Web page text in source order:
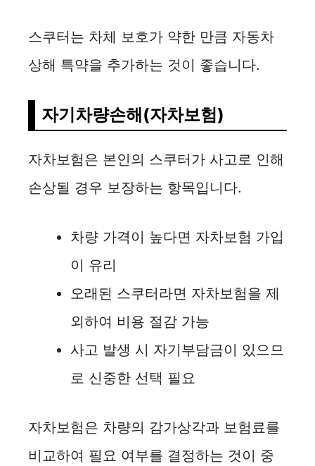
스쿠터는 차체 보호가 약한 만큼 자동차
상해 특약을 추가하는 것이 좋습니다.
자기차량손해(자차보험)
자차보험은 본인의 스쿠터가 사고로 인해
손상될 경우 보장하는 항목입니다.
차량 가격이 높다면 자차보험 가입
이 유리
오래된 스쿠터라면 자차보험을 제
외하여 비용 절감 가능
사고 발생 시 자기부담금이 있으므
로 신중한 선택 필요
자차보험은 차량의 감가상각과 보험료를
비교하여 필요 여부를 결정하는 것이 중